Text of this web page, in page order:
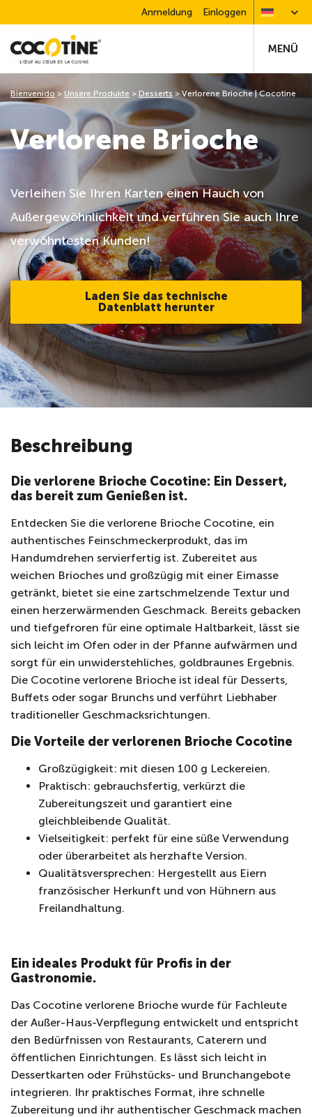
Anmeldung Einloggen
MENÜ
Verlorene Brioche
Verleihen Sie Ihren Karten einen Hauch von
Außergewöhnlichkeit und verführen Sie auch Ihre
verwöhntesten Kunden!
Laden Sie das technische
Datenblatt herunter
Bienvenido> Unsere Produkte > Desserts>Verlorene Brioche | Cocotine
Beschreibung
Die verlorene Brioche Cocotine: Ein Dessert,
das bereit zum Genießen ist.
Entdecken Sie die verlorene Brioche Cocotine, ein
authentisches Feinschmeckerprodukt, das im
Handumdrehen servierfertig ist. Zubereitet aus
weichen Brioches und großzügig mit einer Eimasse
getränkt, bietet sie eine zartschmelzende Textur und
einen herzerwärmenden Geschmack. Bereits gebacken
und tiefgefroren für eine optimale Haltbarkeit, lässt sie
sich leicht im Ofen oder in der Pfanne aufwärmen und
sorgt für ein unwiderstehliches, goldbraunes Ergebnis.
Die Cocotine verlorene Brioche ist ideal für Desserts,
Buffets oder sogar Brunchs und verführt Liebhaber
traditioneller Geschmacksrichtungen.
Die Vorteile der verlorenen Brioche Cocotine
Großzügigkeit: mit diesen 100 g Leckereien.
Praktisch: gebrauchsfertig, verkürzt die
Zubereitungszeit und garantiert eine
gleichbleibende Qualität.
Vielseitigkeit: perfekt für eine süße Verwendung
oder überarbeitet als herzhafte Version.
Qualitätsversprechen: Hergestellt aus Eiern
französischer Herkunft und von Hühnern aus
Freilandhaltung.
Ein ideales Produkt für Profis in der
Gastronomie.
Das Cocotine verlorene Brioche wurde für Fachleute
der Außer-Haus-Verpflegung entwickelt und entspricht
den Bedürfnissen von Restaurants, Caterern und
öffentlichen Einrichtungen. Es lässt sich leicht in
Dessertkarten oder Frühstücks- und Brunchangebote
integrieren. Ihr praktisches Format, ihre schnelle
Zubereitung und ihr authentischer Geschmack machen